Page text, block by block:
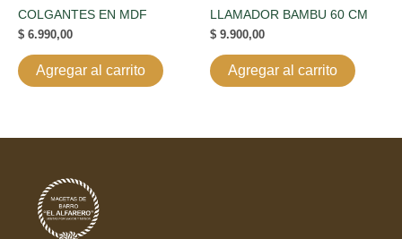
COLGANTES EN MDF
$ 6.990,00
Agregar al carrito
LLAMADOR BAMBU 60 CM
$ 9.900,00
Agregar al carrito